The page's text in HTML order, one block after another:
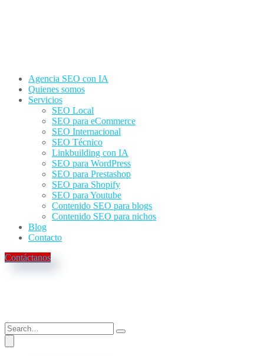
Agencia SEO con IA
Quienes somos
Servicios
SEO Local
SEO para eCommerce
SEO Internacional
SEO Técnico
Linkbuilding con IA
SEO para WordPress
SEO para Prestashop
SEO para Shopify
SEO para Youtube
Contenido SEO para blogs
Contenido SEO para nichos
Blog
Contacto
Contáctanos